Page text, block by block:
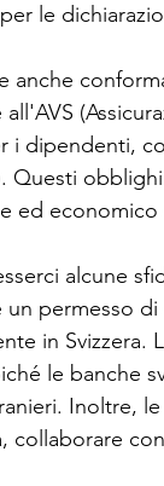
le
anche
i dipendenti,
Questi
ed
alcune
un permesso
in Svizzera.
le banche
Inoltre,
collaborare